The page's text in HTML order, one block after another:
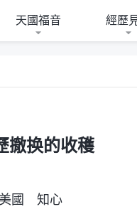
天國福音 經歷
换的收穫
美國 知心